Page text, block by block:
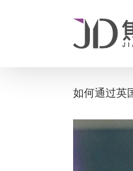
如何通过英
View